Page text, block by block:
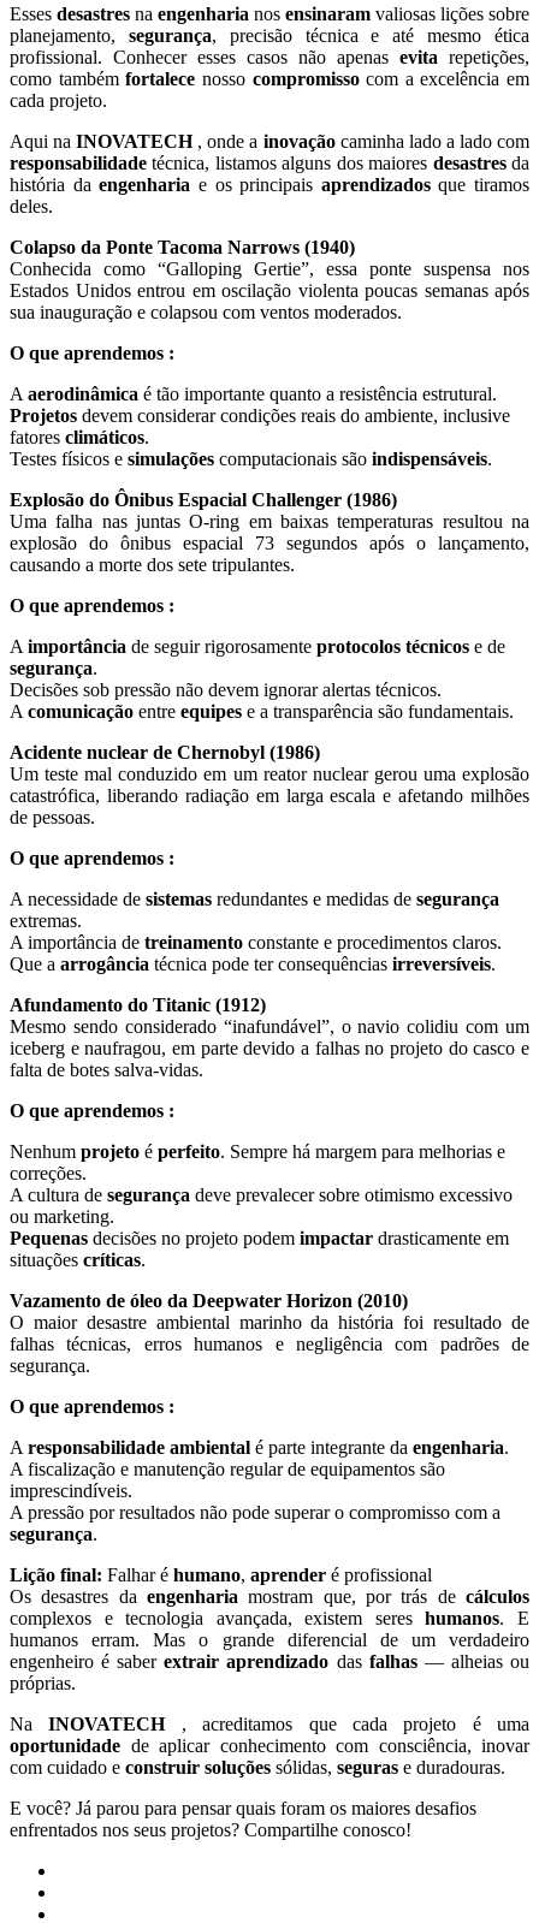
Esses desastres na engenharia nos ensinaram valiosas lições sobre
planejamento, segurança, precisão técnica e até mesmo ética
profissional. Conhecer esses casos não apenas evita repetições,
como tambémfortalece nosso compromissocom a excelência em
cada projeto.
Aqui naINOVATECH, onde a inovaçãocaminha lado a lado com
responsabilidade técnica, listamos alguns dos maiores desastresda
história daengenharia e os principais aprendizadosque tiramos
deles.
Colapso da Ponte Tacoma Narrows (1940)
Conhecida como “Galloping Gertie”, essa ponte suspensa nos
Estados Unidos entrou em oscilação violenta poucas semanas após
sua inauguração e colapsou com ventos moderados.
O que aprendemos :
A aerodinâmica é tão importante quanto a resistência estrutural.
Projetos devem considerar condições reais do ambiente, inclusive
fatores climáticos.
Testes físicos e simulações computacionais são indispensáveis.
Explosão do Ônibus Espacial Challenger (1986)
Uma falha nas juntas O-ring em baixas temperaturas resultou na
explosão do ônibus espacial 73 segundos após o lançamento,
causando a morte dos sete tripulantes.
O que aprendemos :
A importância de seguir rigorosamente protocolos técnicos e de
segurança.
Decisões sob pressão não devem ignorar alertas técnicos.
A comunicação entre equipes e a transparência são fundamentais.
Acidente nuclear de Chernobyl (1986)
Um teste mal conduzido em um reator nuclear gerou uma explosão
catastrófica, liberando radiação em larga escala e afetando milhões
de pessoas.
O que aprendemos :
A necessidade de sistemas redundantes e medidas de segurança
extremas.
A importância de treinamento constante e procedimentos claros.
Que a arrogância técnica pode ter consequências irreversíveis.
Afundamento do Titanic (1912)
Mesmo sendo considerado “inafundável”, o navio colidiu com um
iceberg e naufragou, em parte devido a falhas no projeto do casco e
falta de botes salva-vidas.
O que aprendemos :
Nenhum projeto é perfeito. Sempre há margem para melhorias e
correções.
A cultura de segurança deve prevalecer sobre otimismo excessivo
ou marketing.
Pequenas decisões no projeto podem impactar drasticamente em
situações críticas.
Vazamento de óleo da Deepwater Horizon (2010)
O maior desastre ambiental marinho da história foi resultado de
falhas técnicas, erros humanos e negligência com padrões de
segurança.
O que aprendemos :
A responsabilidade ambiental é parte integrante da engenharia.
A fiscalização e manutenção regular de equipamentos são
imprescindíveis.
A pressão por resultados não pode superar o compromisso com a
segurança.
Lição final: Falhar é humano, aprender é profissional
Os desastres da engenharia mostram que, por trás de cálculos
complexos e tecnologia avançada, existem sereshumanos. E
humanos erram. Mas o grande diferencial de um verdadeiro
engenheiro é saberextrair aprendizado das falhas— alheias ou
próprias.
NaINOVATECH, acreditamos que cada projeto é uma
oportunidade de aplicar conhecimento com consciência, inovar
com cuidado e construir soluções sólidas, seguras e duradouras.
E você? Já parou para pensar quais foram os maiores desafios
enfrentados nos seus projetos? Compartilhe conosco!